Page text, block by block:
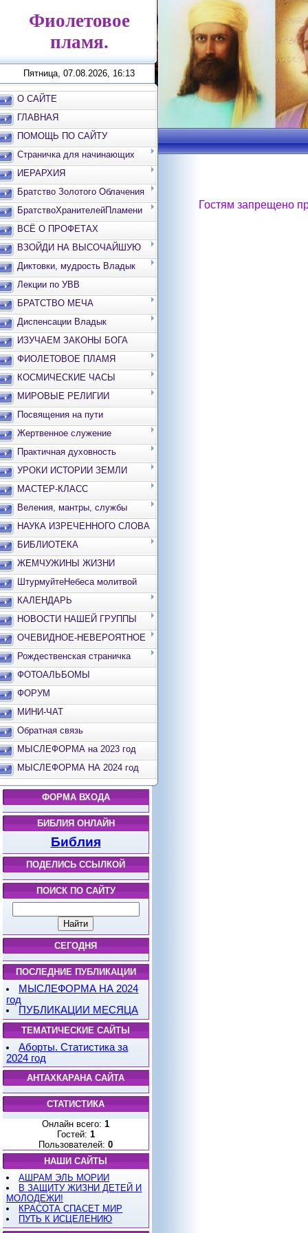
Фиолетовое
пламя.
Пятница, 07.08.2026, 16:13
О САЙТЕ
ГЛАВНАЯ
ПОМОЩЬ ПО САЙТУ
Страничка для начинающих
ИЕРАРХИЯ
Братство Золотого Облачения
БратствоХранителейПламени
ВСЁ О ПРОФЕТАХ
ВЗОЙДИ НА ВЫСОЧАЙШУЮ
ВЕРШИНУ
Диктовки, мудрость Владык
Лекции по УВВ
БРАТСТВО МЕЧА
Диспенсации Владык
ИЗУЧАЕМ ЗАКОНЫ БОГА
ФИОЛЕТОВОЕ ПЛАМЯ
КОСМИЧЕСКИЕ ЧАСЫ
МИРОВЫЕ РЕЛИГИИ
Посвящения на пути
Жертвенное служение
Практичная духовность
УРОКИ ИСТОРИИ ЗЕМЛИ
МАСТЕР-КЛАСС
Веления, мантры, службы
НАУКА ИЗРЕЧЕННОГО СЛОВА
БИБЛИОТЕКА
ЖЕМЧУЖИНЫ ЖИЗНИ
ШтурмуйтеНебеса молитвой
КАЛЕНДАРЬ
НОВОСТИ НАШЕЙ ГРУППЫ
ОЧЕВИДНОЕ-НЕВЕРОЯТНОЕ
Рождественская страничка
ФОТОАЛЬБОМЫ
ФОРУМ
МИНИ-ЧАТ
Обратная связь
МЫСЛЕФОРМА на 2023 год
МЫСЛЕФОРМА НА 2024 год
ФОРМА ВХОДА
БИБЛИЯ ОНЛАЙН
Библия
ПОДЕЛИСЬ ССЫЛКОЙ
ПОИСК ПО САЙТУ
СЕГОДНЯ
ПОСЛЕДНИЕ ПУБЛИКАЦИИ
МЫСЛЕФОРМА НА 2024
год
ПУБЛИКАЦИИ МЕСЯЦА
ТЕМАТИЧЕСКИЕ САЙТЫ
Аборты. Статистика за
2024 год
АНТАХКАРАНА САЙТА
СТАТИСТИКА
Онлайн всего: 1
Гостей: 1
Пользователей: 0
НАШИ САЙТЫ
АШРАМ ЭЛЬ МОРИИ
В ЗАЩИТУ ЖИЗНИ ДЕТЕЙ И
МОЛОДЕЖИ!
КРАСОТА СПАСЕТ МИР
ПУТЬ К ИСЦЕЛЕНИЮ
Гостям запрещено